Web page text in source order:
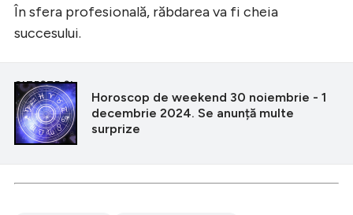
În sfera profesională, răbdarea va fi cheia
succesului.
CITEȘTE ȘI
Horoscop de weekend 30 noiembrie - 1
decembrie 2024. Se anunță multe
surprize